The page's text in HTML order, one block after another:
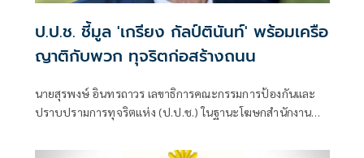
ป.ป.ช. ชี้มูล 'เกรียง กัลป์ตินันท์' พร้อมเครือ
ญาติกับพวก ทุจริตก่อสร้างถนน
นายสุรพงษ์ อินทรถาวร เลขาธิการคณะกรรมการป้องกันและ
ปราบปรามการทุจริตแห่ง (ป.ป.ช.) ในฐานะโฆษกสำนักงาน
รจนา กัลป์ตินันท์ เมื่อครั้งดำรงตำแหน่งนายกเทศมนตรีนคร